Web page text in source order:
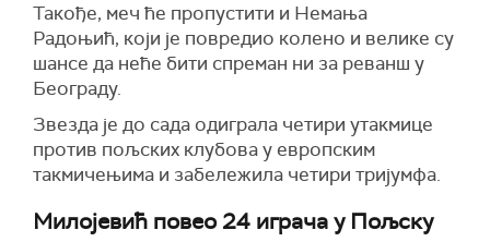
Такође, меч ће пропустити и Немања
Радоњић, који је повредио колено и велике су
шансе да неће бити спреман ни за реванш у
Београду.
Звезда је до сада одиграла четири утакмице
против пољских клубова у европским
такмичењима и забележила четири тријумфа.
Милојевић повео 24 играча у Пољску